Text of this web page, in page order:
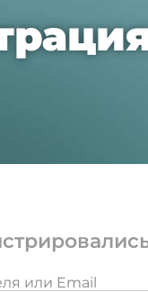
или Email